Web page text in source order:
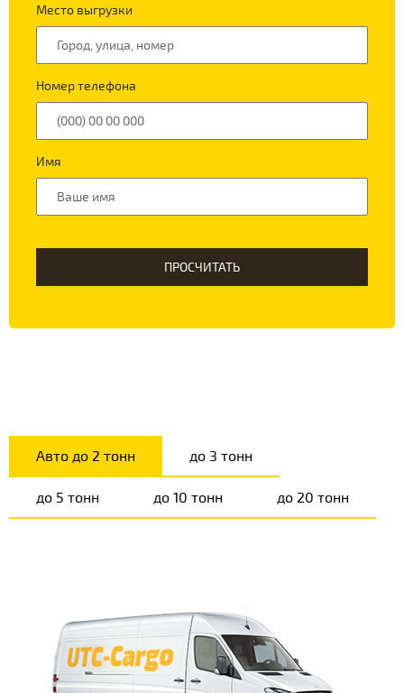
Место выгрузки
Номер телефона
Имя
ПРОСЧИТАТЬ
Авто до 2 тонн до 3 тонн
до 5 тонн до 10 тонн до 20 тонн